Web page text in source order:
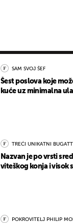
SAM SVOJ ŠEF
Šest poslova koje
kuće uz minimalna
TREĆI UNIKATNI BUGATTI
Nazvan je po vrsti
viteškog konja i visok
POKROVITELJ PHILIP